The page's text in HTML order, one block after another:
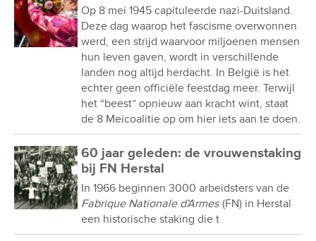
Op 8 mei 1945 capituleerde nazi-Duitsland.
Deze dag waarop het fascisme overwonnen
werd, een strijd waarvoor miljoenen mensen
hun leven gaven, wordt in verschillende
landen nog altijd herdacht. In België is het
echter geen officiële feestdag meer. Terwijl
het “beest” opnieuw aan kracht wint, staat
de 8 Meicoalitie op om hier iets aan te doen.
60 jaar geleden: de vrouwenstaking
bij FN Herstal
In 1966 beginnen 3000 arbeidsters van de
Fabrique Nationale d'Armes (FN) in Herstal
een historische staking die t